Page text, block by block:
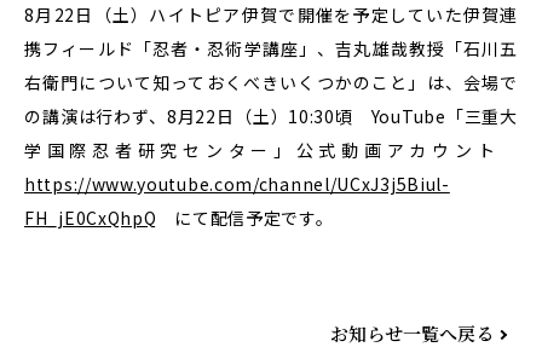
8月22日（土）ハイトピア伊賀で開催を予定していた伊賀連
携フィールド「忍者・忍術学講座」、吉丸雄哉教授「石川五
右衛門について知っておくべきいくつかのこと」は、会場で
の講演は行わず、8月22日（土）10:30頃 YouTube「三重大
学国際忍者研究センター」公式動画アカウント
https://www.youtube.com/channel/UCxJ3j5Biul-
FH_jE0CxQhpQ にて配信予定です。
お知らせ一覧へ戻る